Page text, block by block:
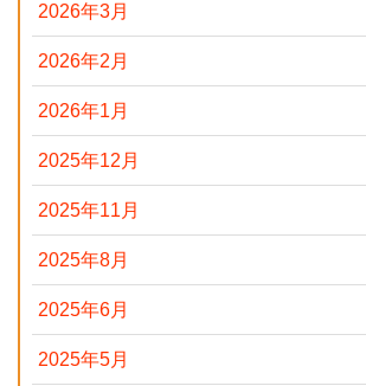
2026年3月
2026年2月
2026年1月
2025年12月
2025年11月
2025年8月
2025年6月
2025年5月